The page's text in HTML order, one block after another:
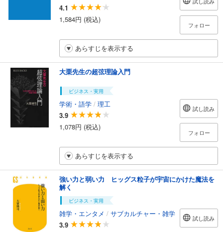
4.1
1,584円 (税込)
フォロー
あらすじを表示する
大栗先生の超弦理論入門
ビジネス・実用
学術・語学 / 理工
3.9
1,078円 (税込)
試し読み
フォロー
あらすじを表示する
強い力と弱い力 ヒッグス粒子が宇宙にかけた魔法を
解く
ビジネス・実用
雑学・エンタメ / サブカルチャー・雑学
3.9
試し読み